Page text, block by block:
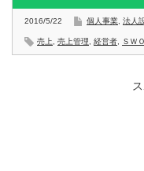
2016/5/22 個人事業 法人
売上 売上管理 経営者 ＳＷ